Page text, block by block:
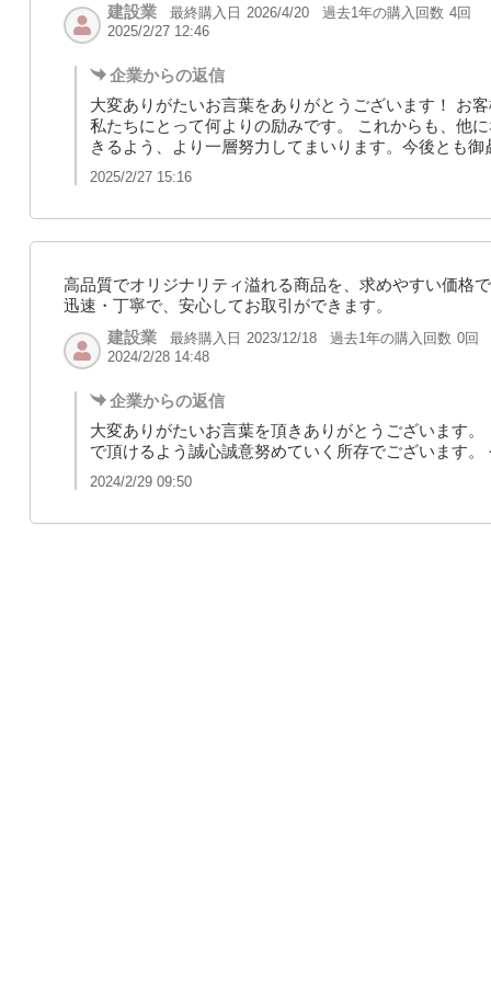
建設業 最終購入日 2026/4/20 過去1年の購入回数 4回
2025/2/27 12:46
企業からの返信
大変ありがたいお言葉をありがとうございます！ お
私たちにとって何よりの励みです。 これからも、他
きるよう、より一層努力してまいります。今後とも
2025/2/27 15:16
高品質でオリジナリティ溢れる商品を、求めやすい価格
迅速・丁寧で、安心してお取引ができます。
建設業
最終購入日 2023/12/18 過去1年の購入回数 0回
2024/2/28 14:48
企業からの返信
大変ありがたいお言葉を頂きありがとうございます
で頂けるよう誠心誠意努めていく所存でございます
2024/2/29 09:50